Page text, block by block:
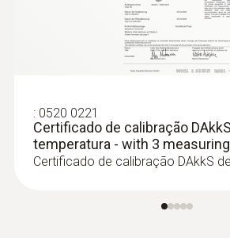
: 0520 0221
Certificado de calibração
temperatura - with 3
Certificado de calibração DAkkS